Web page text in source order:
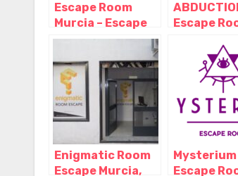
Escape Room
Murcia – Escape
Diem, Murcia –
Escape
Murcia
Enigmatic Room
Escape Murcia,
Mysterium
Escape